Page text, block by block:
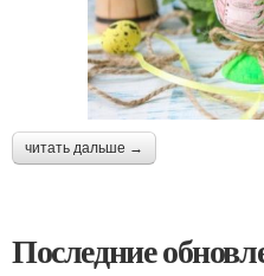
читать дальше →
Последние